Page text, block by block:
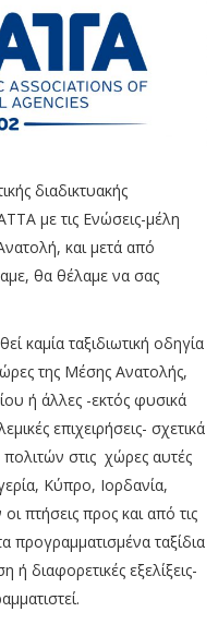
διαδικτυακής
με τις Ενώσεις-μέλη
και μετά από
θα θέλαμε να σας
καμία ταξιδιωτική οδηγία
της Μέσης Ανατολής,
ή άλλες -εκτός φυσικά
επιχειρήσεις- σχετικά
στις χώρες αυτές
Κύπρο, Ιορδανία,
πτήσεις προς και από τις
προγραμματισμένα ταξίδια
διαφορετικές εξελίξεις-